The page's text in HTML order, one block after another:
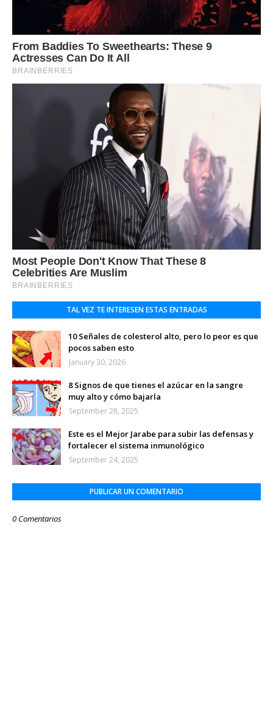
TAL VEZ TE INTERESEN ESTAS ENTRADAS
10 Señales de colesterol alto, pero lo peor es que
pocos saben esto
January 30, 2026
8 Signos de que tienes el azúcar en la sangre
muy alto y cómo bajarla
September 28, 2025
Este es el Mejor Jarabe para subir las defensas y
fortalecer el sistema inmunológico
September 24, 2025
PUBLICAR UN COMENTARIO
0 Comentarios